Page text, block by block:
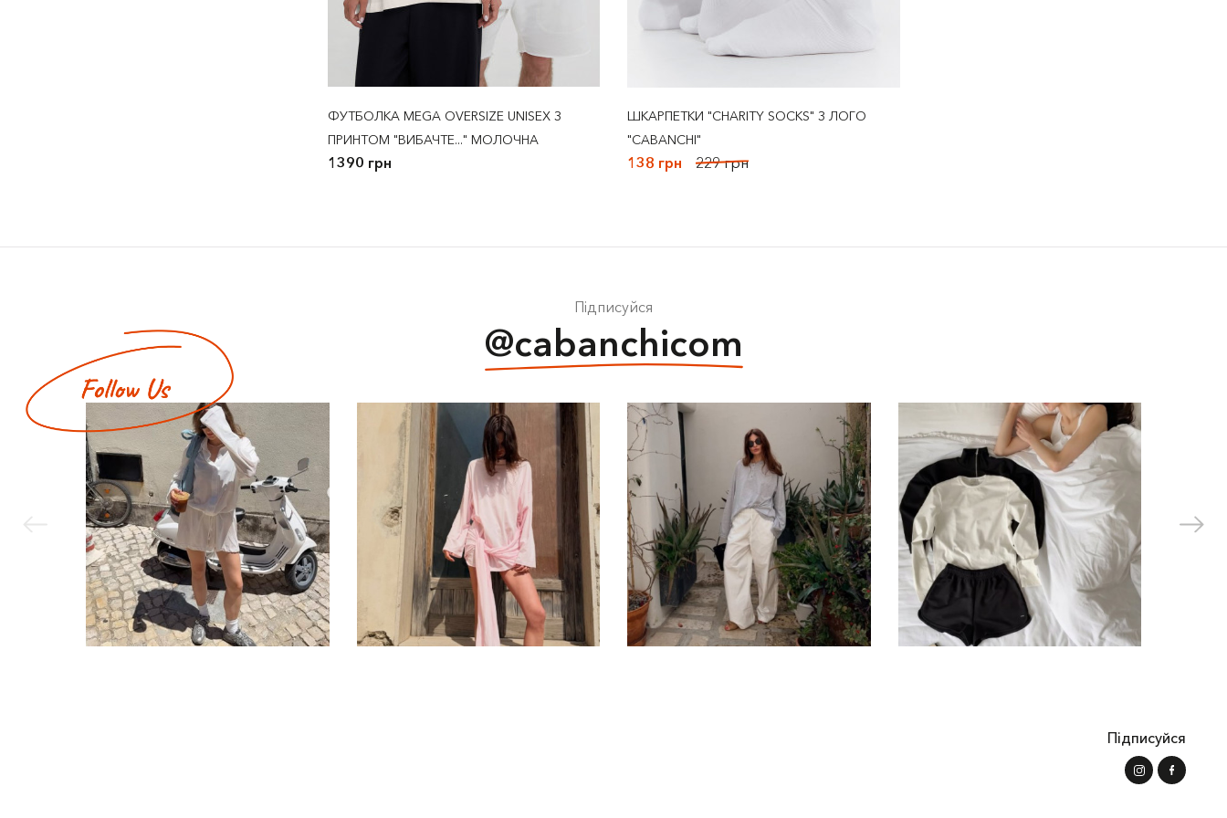
ФУТБОЛКА MEGA OVERSIZE UNISEX З
ПРИНТОМ "ВИБАЧТЕ..." МОЛОЧНА
1390 грн
ШКАРПЕТКИ "CHARITY SOCKS" З ЛОГО
"CABANCHI"
138 грн 229 грн
Підписуйся
@cabanchicom
Підписуйся